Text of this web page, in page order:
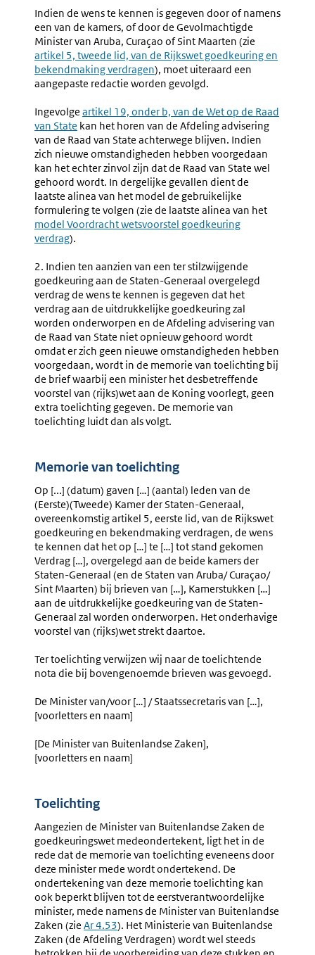
Indien de wens te kennen is gegeven door of namens
een van de kamers, of door de Gevolmachtigde
Minister van Aruba, Curaçao of Sint Maarten (zie
link:
artikel 5, tweede lid, van de Rijkswet goedkeuring en
bekendmaking verdragen), moet uiteraard een
aangepaste redactie worden gevolgd.
Ingevolge Externe
link:
artikel 19, onder b, van de Wet op de Raad
van State kan het horen van de Afdeling advisering
van de Raad van State achterwege blijven. Indien
zich nieuwe omstandigheden hebben voorgedaan
kan het echter zinvol zijn dat de Raad van State wel
gehoord wordt. In dergelijke gevallen dient de
laatste alinea van het model de gebruikelijke
formulering te volgen (zie de laatste alinea van het
model Voordracht wetsvoorstel goedkeuring
verdrag).
2. Indien ten aanzien van een ter stilzwijgende
goedkeuring aan de Staten-Generaal overgelegd
verdrag de wens te kennen is gegeven dat het
verdrag aan de uitdrukkelijke goedkeuring zal
worden onderworpen en de Afdeling advisering van
de Raad van State niet opnieuw gehoord wordt
omdat er zich geen nieuwe omstandigheden hebben
voorgedaan, wordt in de memorie van toelichting bij
de brief waarbij een minister het desbetreffende
voorstel van (rijks)wet aan de Koning voorlegt, geen
extra toelichting gegeven. De memorie van
toelichting luidt dan als volgt.
Memorie van toelichting
Op [...] (datum) gaven […] (aantal) leden van de
(Eerste)(Tweede) Kamer der Staten-Generaal,
overeenkomstig artikel 5, eerste lid, van de Rijkswet
goedkeuring en bekendmaking verdragen, de wens
te kennen dat het op […] te […] tot stand gekomen
Verdrag […], overgelegd aan de beide kamers der
Staten-Generaal (en de Staten van Aruba/ Curaçao/
Sint Maarten) bij brieven van […], Kamerstukken […]
aan de uitdrukkelijke goedkeuring van de Staten-
Generaal zal worden onderworpen. Het onderhavige
voorstel van (rijks)wet strekt daartoe.
Ter toelichting verwijzen wij naar de toelichtende
nota die bij bovengenoemde brieven was gevoegd.
De Minister van/voor […] / Staatssecretaris van […],
[voorletters en naam]
[De Minister van Buitenlandse Zaken],
[voorletters en naam]
Toelichting
Aangezien de Minister van Buitenlandse Zaken de
goedkeuringswet medeondertekent, ligt het in de
rede dat de memorie van toelichting eveneens door
deze minister mede wordt ondertekend. De
ondertekening van deze memorie toelichting kan
ook beperkt blijven tot de eerstverantwoordelijke
minister, mede namens de Minister van Buitenlandse
Zaken (zie Ar 4.53). Het Ministerie van Buitenlandse
Zaken (de Afdeling Verdragen) wordt wel steeds